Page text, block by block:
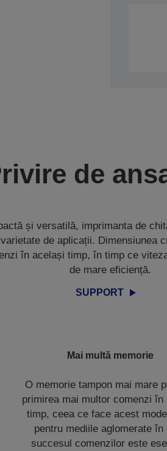
de
și versatilă, imprimanta de
de aplicații. Dimensiunea
în același timp, în timp ce
de mare eficiență.
SUPPORT
Mai multă memorie
O memorie tampon mai mare
primirea mai multor comenzi în
timp, ceea ce face acest
pentru mediile aglomerate în
succesul comenzilor este